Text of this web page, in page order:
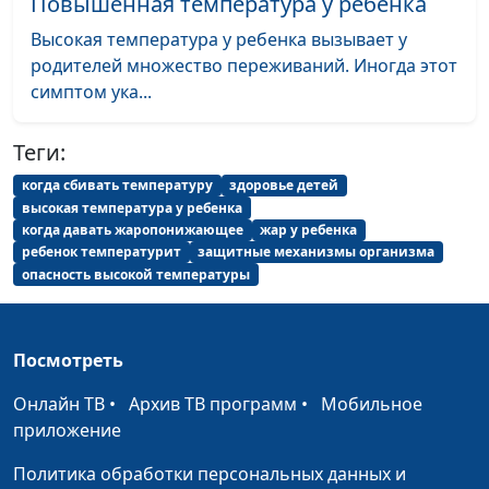
выбрать
микропротезы для
зубов?
Викторович Малинины
Всё об
Что делать при
зубной боли?
Анастасия Сергеева, Елена
Валентиновна и Павел
Викторович Малинины
Кариес:
лечение
Правильный уход
за зубами (вторая
часть)
Анастасия Сергеева, Елена
Валентиновна и Павел
Высокая температура у ребенка вызывает у
родителей множество переживаний. Иногда этот
симптом ука...
Теги:
когда сбивать температуру
здоровье детей
высокая температура у ребенка
когда давать жаропонижающее
жар у ребенка
ребенок температурит
защитные механизмы организма
опасность высокой температуры
Посмотреть
Онлайн ТВ • Архив ТВ программ • Мобильное
приложение
Политика обработки персональных данных и